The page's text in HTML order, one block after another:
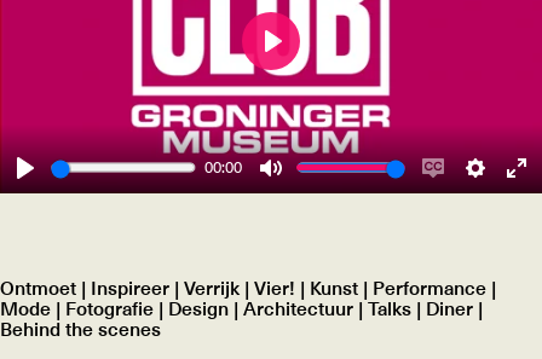
Play
00:00
Mute
EnableSettings
Play
Ontmoet | Inspireer | Verrijk | Vier! | Kunst | Performance |
Mode | Fotografie | Design | Architectuur | Talks | Diner |
Behind the scenes